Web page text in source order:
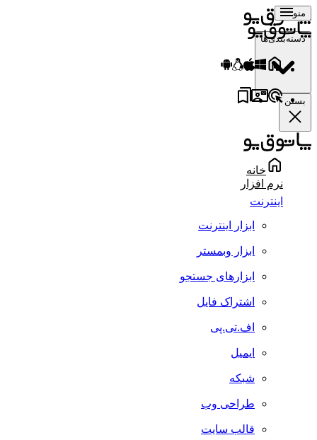
منو
دسته‌بندی‌ها
بستن
خانه
نرم افزار
اینترنت
ابزار اینترنت
ابزار وبمستر
ابزارهای جستجو
اشتراک فایل
اف.تی.پی
ایمیل
شبکه
طراحی وب
قالب سایت